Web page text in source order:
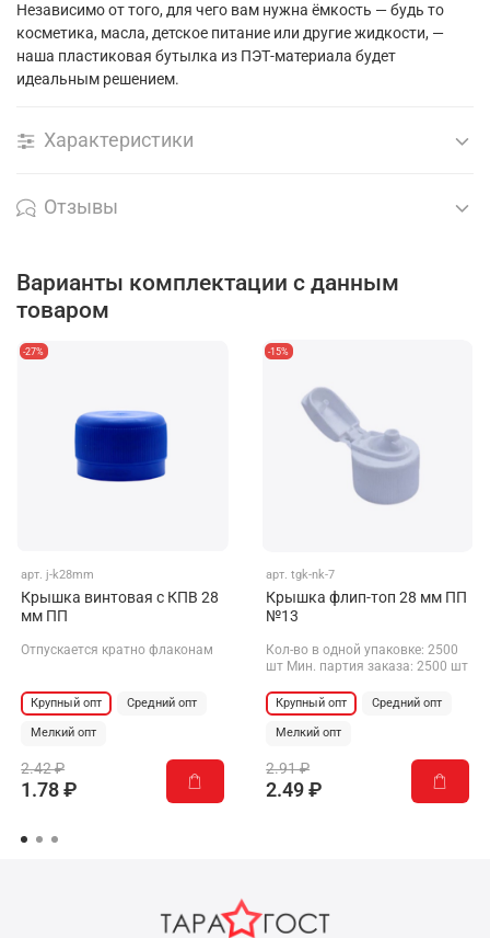
Независимо от того, для чего вам нужна ёмкость — будь то
косметика, масла, детское питание или другие жидкости, —
наша пластиковая бутылка из ПЭТ-материала будет
идеальным решением.
Характеристики
Отзывы
Варианты комплектации с данным
товаром
-27%
арт. j-k28mm
Крышка винтовая с КПВ 28
мм ПП
Отпускается кратно флаконам
Крупный опт Средний опт
Мелкий опт
2.42 ₽
1.78 ₽
-15%
арт.tgk-nk-7
Крышка флип-топ 28 мм ПП
№13
Кол-во в одной упаковке: 2500
шт Мин. партия заказа: 2500 шт
Крупный опт Средний опт
Мелкий опт
2.91 ₽
2.49 ₽